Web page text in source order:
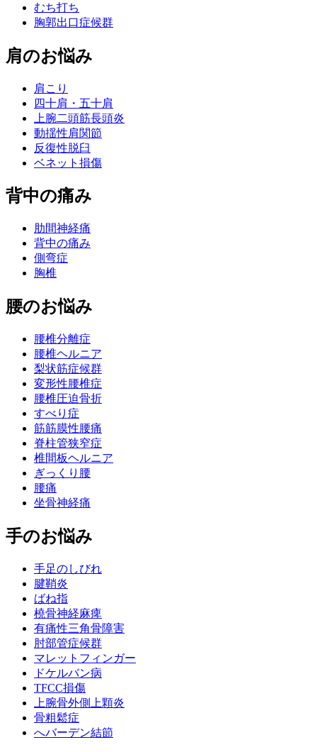
むち打ち
胸郭出口症候群
肩のお悩み
肩こり
四十肩・五十肩
上腕二頭筋長頭炎
動揺性肩関節
反復性脱臼
ベネット損傷
背中の痛み
肋間神経痛
背中の痛み
側弯症
胸椎
腰のお悩み
腰椎分離症
腰椎ヘルニア
梨状筋症候群
変形性腰椎症
腰椎圧迫骨折
すべり症
筋筋膜性腰痛
脊柱管狭窄症
椎間板ヘルニア
ぎっくり腰
腰痛
坐骨神経痛
手のお悩み
手足のしびれ
腱鞘炎
ばね指
橈骨神経麻痺
有痛性三角骨障害
肘部管症候群
マレットフィンガー
ドケルバン病
TFCC損傷
上腕骨外側上顆炎
骨粗鬆症
へバーデン結節